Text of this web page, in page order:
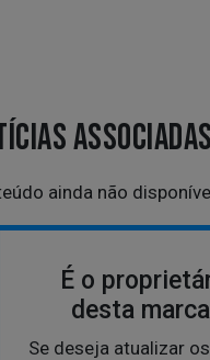
ASSOCIADAS
ainda não
É o
desta
Se deseja atualizar